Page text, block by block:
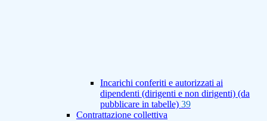
Incarichi conferiti e autorizzati ai
dipendenti (dirigenti e non dirigenti) (da
pubblicare in tabelle) 39
Contrattazione collettiva